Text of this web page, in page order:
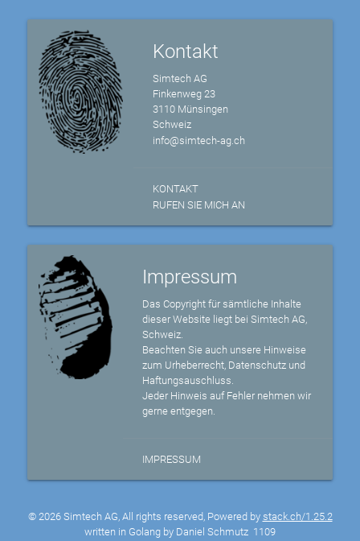
Kontakt
Simtech AG
Finkenweg 23
3110 Münsingen
Schweiz
info@simtech-ag.ch
KONTAKT
RUFEN SIE MICH AN
Impressum
Das Copyright für sämtliche Inhalte
dieser Website liegt bei Simtech AG,
Schweiz.
Beachten Sie auch unsere Hinweise
zum Urheberrecht, Datenschutz und
Haftungsauschluss.
Jeder Hinweis auf Fehler nehmen wir
gerne entgegen.
IMPRESSUM
© 2026 Simtech AG, All rights reserved, Powered by stack.ch/1.25.2
written in Golang by Daniel Schmutz 1109